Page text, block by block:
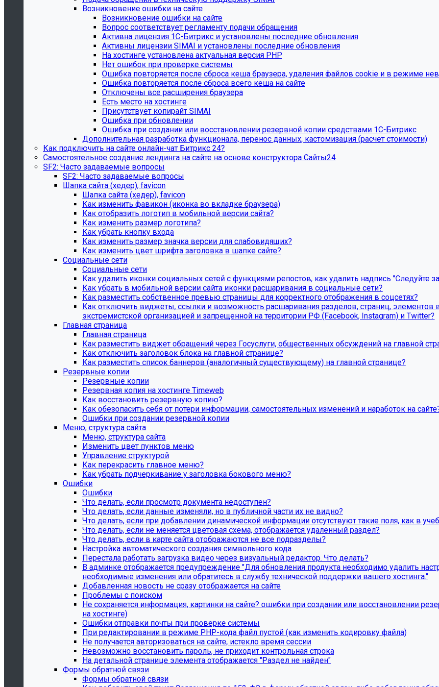
Возникновение ошибки на сайте
Возникновение ошибки на сайте
Вопрос соответствует регламенту подачи обращения
Активна лицензия 1С-Битрикс и установлены последние обновления
Активны лицензии SIMAI и установлены последние обновления
На хостинге установлена актуальная версия PHP
Нет ошибок при проверке системы
Ошибка повторяется после сброса кеша браузера, удаления файлов cookie и в режиме
Ошибка повторяется после сброса всего кеша на сайте
Отключены все расширения браузера
Есть место на хостинге
Присутствует копирайт SIMAI
Ошибка при обновлении
Ошибка при создании или восстановлении резервной копии средствами 1С-Битрикс
Дополнительная разработка функционала, перенос данных, кастомизация (расчет стоимости)
Как подключить на сайте онлайн-чат Битрикс 24?
Самостоятельное создание лендинга на сайте на основе конструктора Сайты24
SF2: Часто задаваемые вопросы
SF2: Часто задаваемые вопросы
Шапка сайта (хедер), favicon
Шапка сайта (хедер), favicon
Как изменить фавикон (иконка во вкладке браузера)
Как отобразить логотип в мобильной версии сайта?
Как изменить размер логотипа?
Как убрать кнопку входа
Как изменить размер значка версии для слабовидящих?
Как изменить цвет шрифта заголовка в шапке сайте?
Социальные сети
Социальные сети
Как удалить иконки социальных сетей с функциями репостов, как удалить надпись "Следуйте
Как убрать в мобильной версии сайта иконки расшаривания в социальные сети?
Как разместить собственное превью страницы для корректного отображения в соцсетях?
Как отключить виджеты, ссылки и возможность расшаривания разделов, страниц, элементов
экстремистской организацией и запрещенной на территории РФ (Facebook, Instagram) и Twitter?
Главная страница
Главная страница
Как разместить виджет обращений через Госуслуги, общественных обсуждений на главной
Как отключить заголовок блока на главной странице?
Как разместить список баннеров (аналогичный существующему) на главной странице?
Резервные копии
Резервные копии
Резервная копия на хостинге Timeweb
Как восстановить резервную копию?
Как обезопасить себя от потери информации, самостоятельных изменений и наработок на
Ошибки при создании резервной копии
Меню, структура сайта
Меню, структура сайта
Изменить цвет пунктов меню
Управление структурой
Как перекрасить главное меню?
Как убрать подчеркивание у заголовка бокового меню?
Ошибки
Ошибки
Что делать, если просмотр документа недоступен?
Что делать, если данные изменяли, но в публичной части их не видно?
Что делать, если при добавлении динамической информации отсутствуют такие поля, как в
Что делать, если не меняется цветовая схема, отображается удаленный раздел?
Что делать, если в карте сайта отображаются не все подразделы?
Настройка автоматического создания символьного кода
Перестала работать загрузка видео через визуальный редактор. Что делать?
В админке отображается предупреждение "Для обновления продукта необходимо удалить
необходимые изменения или обратитесь в службу технической поддержки вашего хостинга."
Добавленная новость не сразу отображается на сайте
Проблемы с поиском
Не сохраняется информация, картинки на сайте? ошибки при создании или восстановлении
на хостинге)
Ошибки отправки почты при проверке системы
При редактировании в режиме PHP-кода файл пустой (как изменить кодировку файла)
Не получается авторизоваться на сайте, истекло время сессии
Невозможно восстановить пароль, не приходит контрольная строка
На детальной странице элемента отображается "Раздел не найден"
Формы обратной связи
Формы обратной связи